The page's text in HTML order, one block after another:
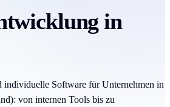
in
individuelle Software für Unternehmen in
von internen Tools bis zu